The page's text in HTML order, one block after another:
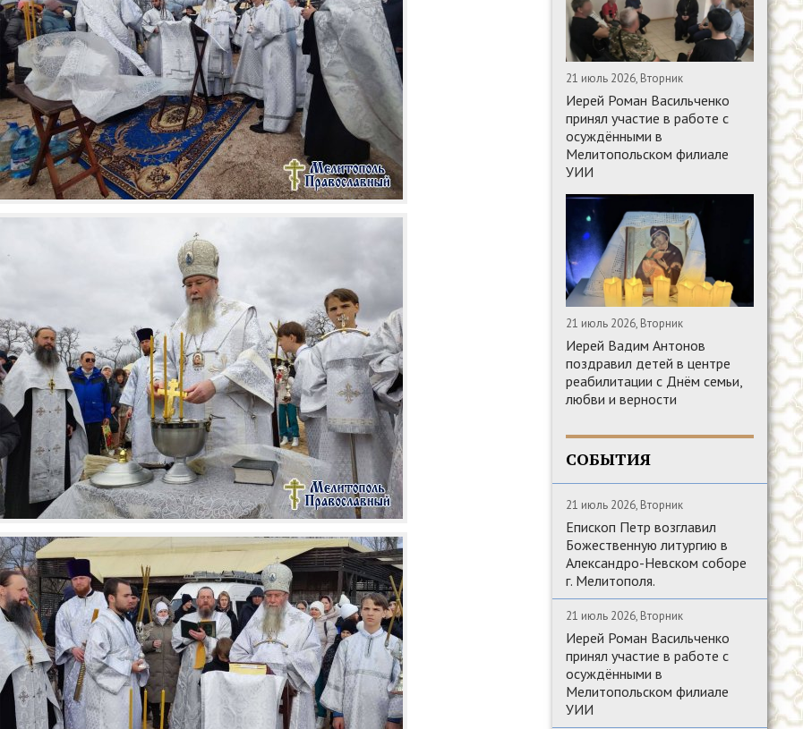
21 июль 2026, Вторник
Иерей Роман Васильченко
принял участие в работе с
осуждёнными в
Мелитопольском филиале
УИИ
21 июль 2026, Вторник
Иерей Вадим Антонов
поздравил детей в центре
реабилитации с Днём семьи,
любви и верности
СОБЫТИЯ
21 июль 2026, Вторник
Епископ Петр возглавил
Божественную литургию в
Александро-Невском соборе
г. Мелитополя.
21 июль 2026, Вторник
Иерей Роман Васильченко
принял участие в работе с
осуждёнными в
Мелитопольском филиале
УИИ